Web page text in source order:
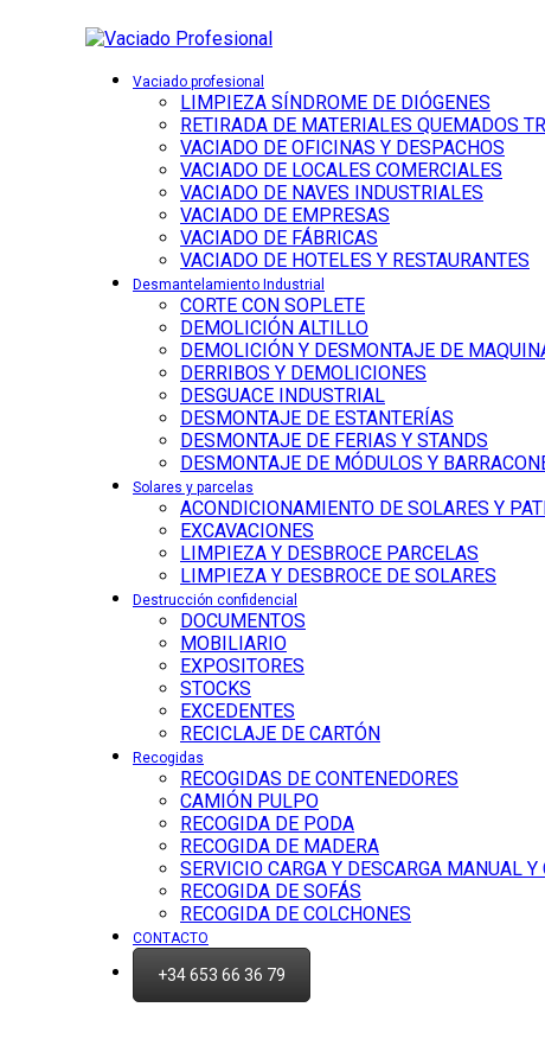
Vaciado profesional
LIMPIEZA SÍNDROME DE DIÓGENES
RETIRADA DE MATERIALES QUEMADOS
VACIADO DE OFICINAS Y DESPACHOS
VACIADO DE LOCALES COMERCIALES
VACIADO DE NAVES INDUSTRIALES
VACIADO DE EMPRESAS
VACIADO DE FÁBRICAS
VACIADO DE HOTELES Y RESTAURANTES
Desmantelamiento Industrial
CORTE CON SOPLETE
DEMOLICIÓN ALTILLO
DEMOLICIÓN Y DESMONTAJE DE
DERRIBOS Y DEMOLICIONES
DESGUACE INDUSTRIAL
DESMONTAJE DE ESTANTERÍAS
DESMONTAJE DE FERIAS Y STANDS
DESMONTAJE DE MÓDULOS Y
Solares y parcelas
ACONDICIONAMIENTO DE SOLARES Y
EXCAVACIONES
LIMPIEZA Y DESBROCE PARCELAS
LIMPIEZA Y DESBROCE DE SOLARES
Destrucción confidencial
DOCUMENTOS
MOBILIARIO
EXPOSITORES
STOCKS
EXCEDENTES
RECICLAJE DE CARTÓN
Recogidas
RECOGIDAS DE CONTENEDORES
CAMIÓN PULPO
RECOGIDA DE PODA
RECOGIDA DE MADERA
SERVICIO CARGA Y DESCARGA MANUAL
RECOGIDA DE SOFÁS
RECOGIDA DE COLCHONES
CONTACTO
+34 653 66 36 79